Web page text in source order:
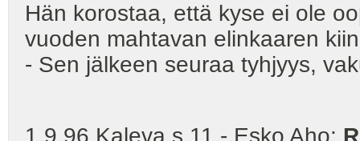
Hän korostaa, että kyse ei ole
vuoden mahtavan elinkaaren
- Sen jälkeen seuraa tyhjyys,
1.9.96 Kaleva s.11 - Esko Aho: